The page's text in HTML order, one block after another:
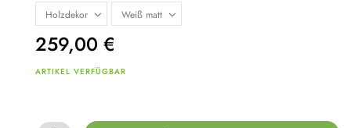
259,00 €
ARTIKEL VERFÜGBAR